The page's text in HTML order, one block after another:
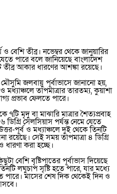
বেশি তীব্র। নভেম্বর থেকে জানুয়ারির
পারে বলে জানিয়েছে বাংলাদেশ
আকার ধারণের আশঙ্কা রয়েছে।
জলবায়ু পূর্বাভাসে জানানো হয়,
তাপমাত্রার তারতম্য, কুয়াশা
প্রভাব ফেলতে পারে।
মৃদু বা মাঝারি মাত্রার শৈত্যপ্রবাহ
ডিগ্রি সেলসিয়াস পর্যন্ত নেমে যেতে
পূর্ব ও মধ্যাঞ্চলে দুই থেকে তিনটি
রয়েছে। সেই সময় তাপমাত্রা ৪ ডিগ্রি
ধারণা করা হচ্ছে।
বেশি বৃষ্টিপাতের পূর্বাভাস দিয়েছে
লঘুচাপ সৃষ্টি হতে পারে, যার মধ্যে
পারে। মাসের শেষ দিক থেকেই দিন ও